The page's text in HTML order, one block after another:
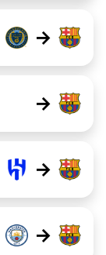
→
→
→
→